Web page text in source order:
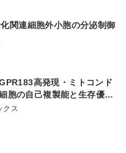
関連細胞外小胞の分泌制御
高発現・ミトコンド
胞の自己複製能と生存優位
クス